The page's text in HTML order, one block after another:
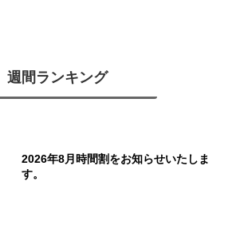
週間ランキング
2026年8月時間割をお知らせいたしま
す。